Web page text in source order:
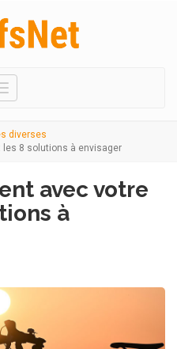
Menu
diverses
les 8 solutions à envisager
avec votre
à